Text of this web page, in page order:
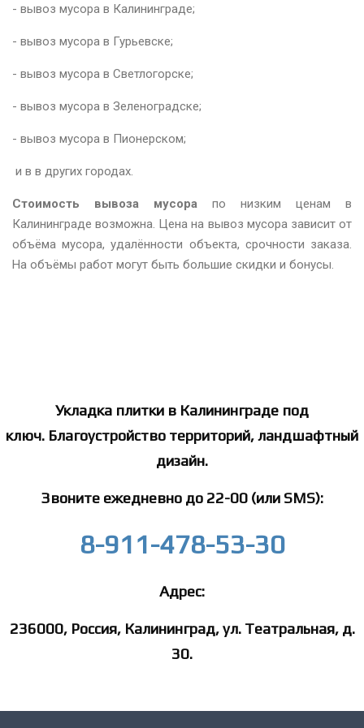
- вывоз мусора в Калининграде;
- вывоз мусора в Гурьевске;
- вывоз мусора в Светлогорске;
- вывоз мусора в Зеленоградске;
- вывоз мусора в Пионерском;
и в в других городах.
Стоимость вывоза мусора по низким ценам в
Калининграде возможна. Цена на вывоз мусора зависит от
объёма мусора, удалённости объекта, срочности заказа.
На объёмы работ могут быть большие скидки и бонусы.
Укладка плитки в Калининграде под
ключ. Благоустройство территорий, ландшафтный
дизайн.
Звоните ежедневно до 22-00 (или SMS):
8-911-478-53-30
Адрес:
236000, Россия, Калининград, ул. Театральная, д.
30.